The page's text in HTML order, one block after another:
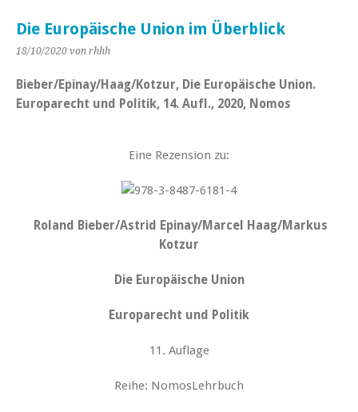
Die Europäische Union im Überblick
18/10/2020 von rhhh
Bieber/Epinay/Haag/Kotzur, Die Europäische Union.
Europarecht und Politik, 14. Aufl., 2020, Nomos
Eine Rezension zu:
Roland Bieber/Astrid Epinay/Marcel Haag/Markus
Kotzur
Die Europäische Union
Europarecht und Politik
11. Auflage
Reihe: NomosLehrbuch